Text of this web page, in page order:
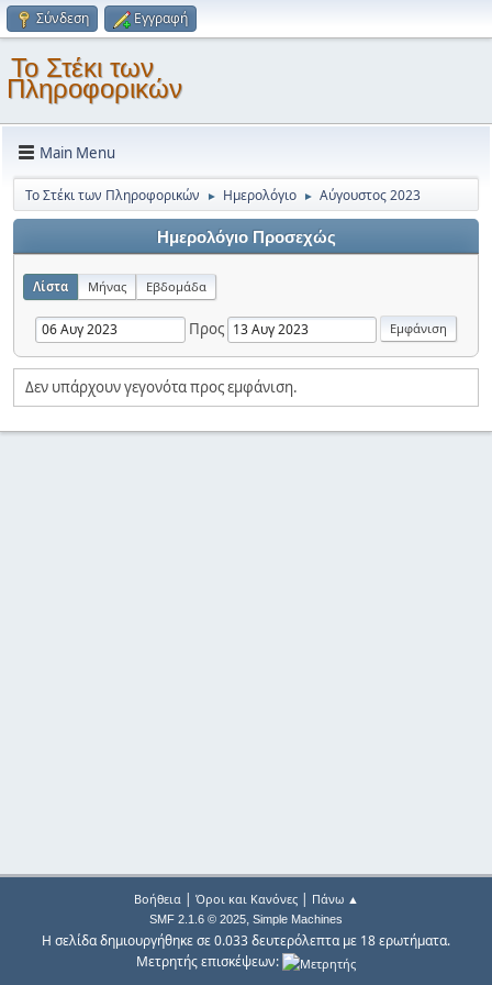
Σύνδεση Εγγραφή
Το Στέκι των
Πληροφορικών
Main Menu
Το Στέκι των Πληροφορικών ► Ημερολόγιο ► Αύγουστος 2023
Ημερολόγιο Προσεχώς
Λίστα Μήνας Εβδομάδα
Προς
Δεν υπάρχουν γεγονότα προς εμφάνιση.
Βοήθεια| Όροι και Κανόνες| Πάνω ▲
SMF 2.1.6 © 2025, Simple Machines
Η σελίδα δημιουργήθηκε σε 0.033 δευτερόλεπτα με 18 ερωτήματα.
Μετρητής επισκέψεων: